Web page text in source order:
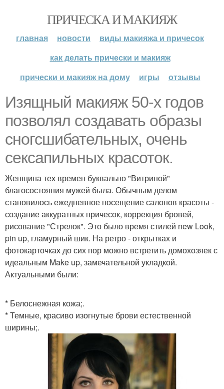
ПРИЧЕСКА И МАКИЯЖ
главная новости
виды макияжа и причесок
как делать прически и макияж
прически и макияж на дому
игры отзывы
Изящный макияж 50-х годов
позволял создавать образы
сногсшибательных, очень
сексапильных красоток.
Женщина тех времен буквально "Витриной"
благосостояния мужей была. Обычным делом
становилось ежедневное посещение салонов красоты -
создание аккуратных причесок, коррекция бровей,
рисование "Стрелок". Это было время стилей new Look,
pin up, гламурный шик. На ретро - открытках и
фотокарточках до сих пор можно встретить домохозяек с
идеальным Make up, замечательной укладкой.
Актуальными были:
* Белоснежная кожа;.
* Темные, красиво изогнутые брови естественной
ширины;.